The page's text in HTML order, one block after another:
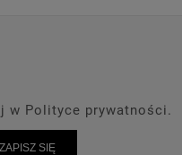
w Polityce prywatności.
ZAPISZ SIĘ